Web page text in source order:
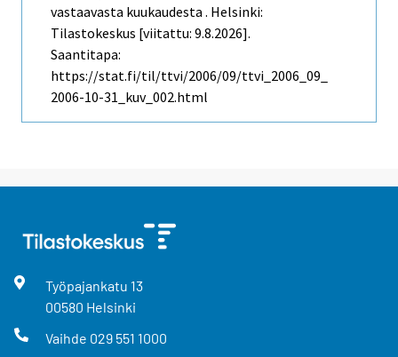
vastaavasta kuukaudesta . Helsinki:
Tilastokeskus [viitattu: 9.8.2026].
Saantitapa:
https://stat.fi/til/ttvi/2006/09/ttvi_2006_09_
2006-10-31_kuv_002.html
Työpajankatu 13
00580 Helsinki
Vaihde 029 551 1000